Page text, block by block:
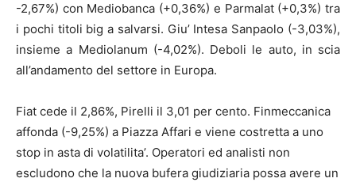
-2,67%) con Mediobanca (+0,36%) e Parmalat (+0,3%) tra
i pochi titoli big a salvarsi. Giu’ Intesa Sanpaolo (-3,03%),
insieme a Mediolanum (-4,02%). Deboli le auto, in scia
all’andamento del settore in Europa.
Fiat cede il 2,86%, Pirelli il 3,01 per cento. Finmeccanica
affonda (-9,25%) a Piazza Affari e viene costretta a uno
stop in asta di volatilita’. Operatori ed analisti non
escludono che la nuova bufera giudiziaria possa avere un